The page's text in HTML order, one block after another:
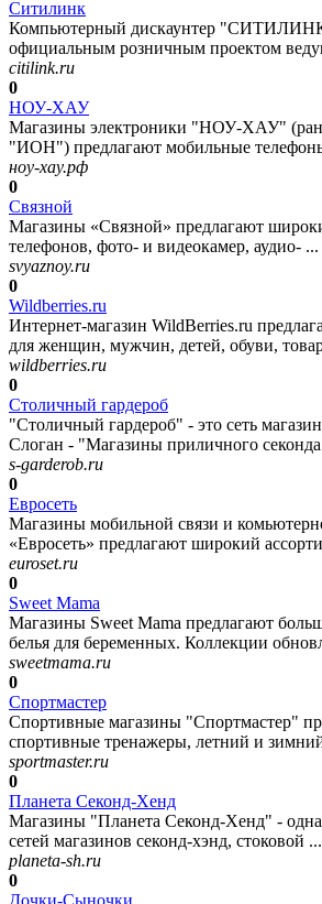
Ситилинк
Компьютерный дискаунтер
официальным розничным проектом
citilink.ru
0
НОУ-ХАУ
Магазины электроники "НОУ-ХАУ"
"ИОН") предлагают мобильные
ноу-хау.рф
0
Связной
Магазины «Связной» предлагают
телефонов, фото- и видеокамер, аудио- ...
svyaznoy.ru
0
Wildberries.ru
Интернет-магазин WildBerries.ru
для женщин, мужчин, детей, обуви,
wildberries.ru
0
Столичный гардероб
"Столичный гардероб" - это сеть
Слоган - "Магазины приличного
s-garderob.ru
0
Евросеть
Магазины мобильной связи и
«Евросеть» предлагают широкий
euroset.ru
0
Sweet Mama
Магазины Sweet Mama предлагают
белья для беременных. Коллекции
sweetmama.ru
0
Спортмастер
Спортивные магазины "Спортмастер"
спортивные тренажеры, летний и
sportmaster.ru
0
Планета Секонд-Хенд
Магазины "Планета Секонд-Хенд" -
сетей магазинов секонд-хэнд, стоковой ...
planeta-sh.ru
0